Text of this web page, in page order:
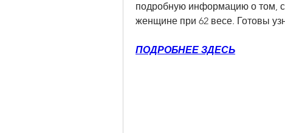
подробную информацию о том,
женщине при 62 весе. Готовы
ПОДРОБНЕЕ ЗДЕСЬ